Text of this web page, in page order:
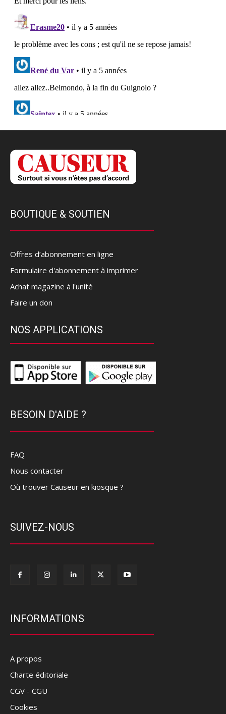
BOUTIQUE & SOUTIEN
Offres d’abonnement en ligne
Formulaire d'abonnement à imprimer
Achat magazine à l'unité
Faire un don
NOS APPLICATIONS
BESOIN D'AIDE ?
FAQ
Nous contacter
Où trouver Causeur en kiosque ?
SUIVEZ-NOUS
INFORMATIONS
A propos
Charte éditoriale
CGV - CGU
Cookies